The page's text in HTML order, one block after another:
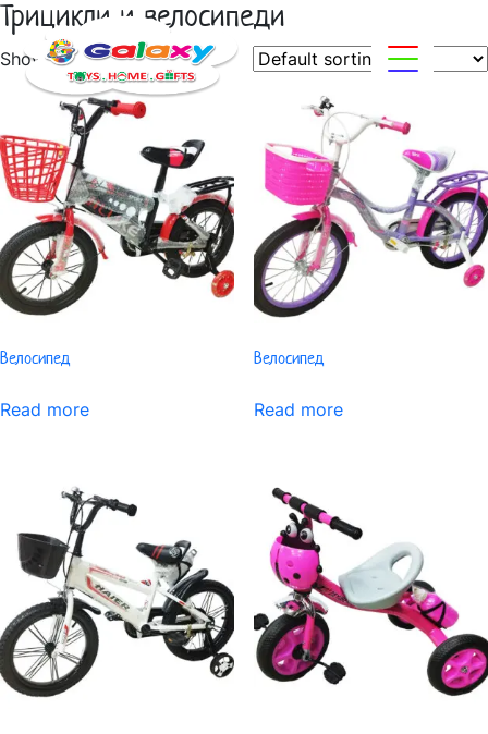
Трицикли и велосипеди
Showing all 12 results
Велосипед
Read more
Велосипед
Read more